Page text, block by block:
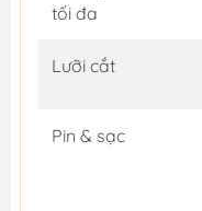
tối đa
Lưỡi cắt
Pin & sạc